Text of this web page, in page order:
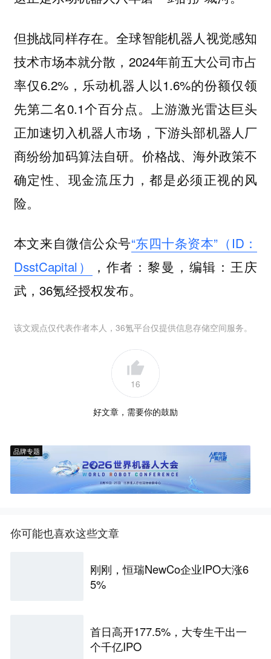
但挑战同样存在。全球智能机器人视觉感知
技术市场本就分散，2024年前五大公司市占
率仅6.2%，乐动机器人以1.6%的份额仅领
先第二名0.1个百分点。上游激光雷达巨头
正加速切入机器人市场，下游头部机器人厂
商纷纷加码算法自研。价格战、海外政策不
确定性、现金流压力，都是必须正视的风
险。
本文来自微信公众号“东四十条资本”（ID：
DsstCapital）
，作者：黎曼，编辑：王庆
武，36氪经授权发布。
该文观点仅代表作者本人，36氪平台仅提供信息存储空间服务。
16
好文章，需要你的鼓励
品牌专题
你可能也喜欢这些文章
刚刚，恒瑞NewCo企业IPO大涨6
5%
首日高开177.5%，大专生干出一
个千亿IPO